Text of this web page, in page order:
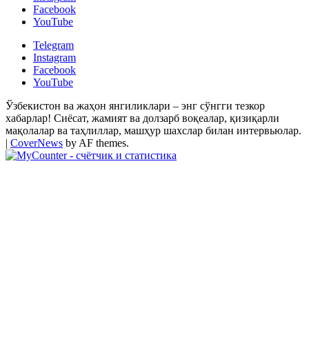
Facebook
YouTube
Telegram
Instagram
Facebook
YouTube
Ўзбекистон ва жаҳон янгиликлари – энг сўнгги тезкор
хабарлар! Сиёсат, жамият ва долзарб воқеалар, қизиқарли
мақолалар ва таҳлиллар, машҳур шахслар билан интервьюлар.
| CoverNews by AF themes.